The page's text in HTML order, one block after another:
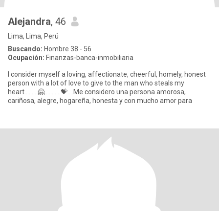
Alejandra, 46
Lima, Lima, Perú
Buscando: Hombre 38 - 56
Ocupación: Finanzas-banca-inmobiliaria
I consider myself a loving, affectionate, cheerful, homely, honest
person with a lot of love to give to the man who steals my
heart.........🤗...........💝....Me considero una persona amorosa,
cariñosa, alegre, hogareña, honesta y con mucho amor para